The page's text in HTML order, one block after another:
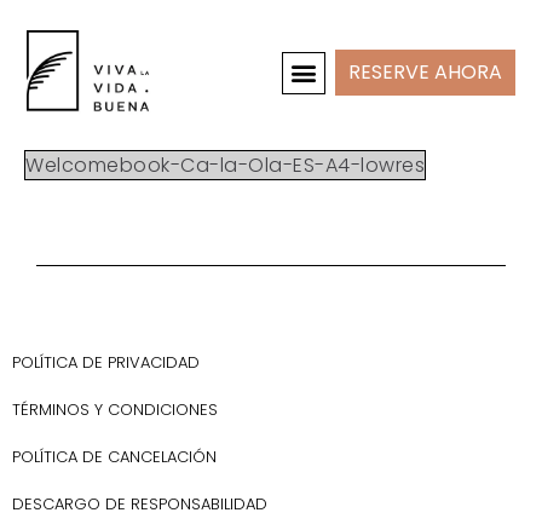
RESERVE AHORA
Welcomebook-Ca-la-Ola-ES-A4-lowres
POLÍTICA DE PRIVACIDAD
TÉRMINOS Y CONDICIONES
POLÍTICA DE CANCELACIÓN
DESCARGO DE RESPONSABILIDAD